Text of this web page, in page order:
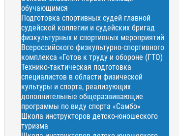
обучающимся
Подготовка спортивных судей главной
судейской коллегии и судейских бригад
физкультурных и спортивных мероприятий
Всероссийского физкультурно-спортивного
комплекса «Готов к труду и обороне (ГТО)
Технико-тактическая подготовка
специалистов в области физической
культуры и спорта, реализующих
дополнительные общеразвивающие
программы по виду спорта «Самбо»
Школа инструкторов детско-юношеского
туризма